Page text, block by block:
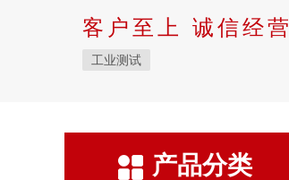
客户至上 诚信经营
工业测试
产品分类